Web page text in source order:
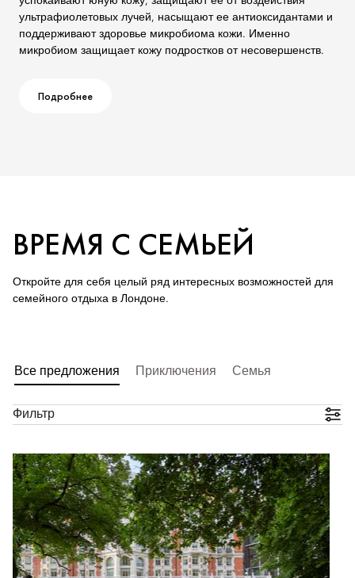
ультрафиолетовых лучей, насыщают ее антиоксидантами и
поддерживают здоровье микробиома кожи. Именно
микробиом защищает кожу подростков от несовершенств.
Подробнее
ВРЕМЯ С СЕМЬЕЙ
Откройте для себя целый ряд интересных возможностей для
семейного отдыха в Лондоне.
Все предложения Приключения Семья
Фильтр